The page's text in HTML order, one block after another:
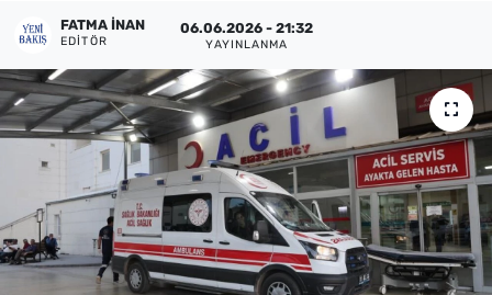
FATMA İNAN
EDITÖR
06.06.2026 - 21:32
YAYINLANMA